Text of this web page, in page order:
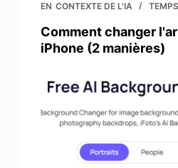
EN CONTEXTE DE L'IA
Comment changer
iPhone (2 manières)